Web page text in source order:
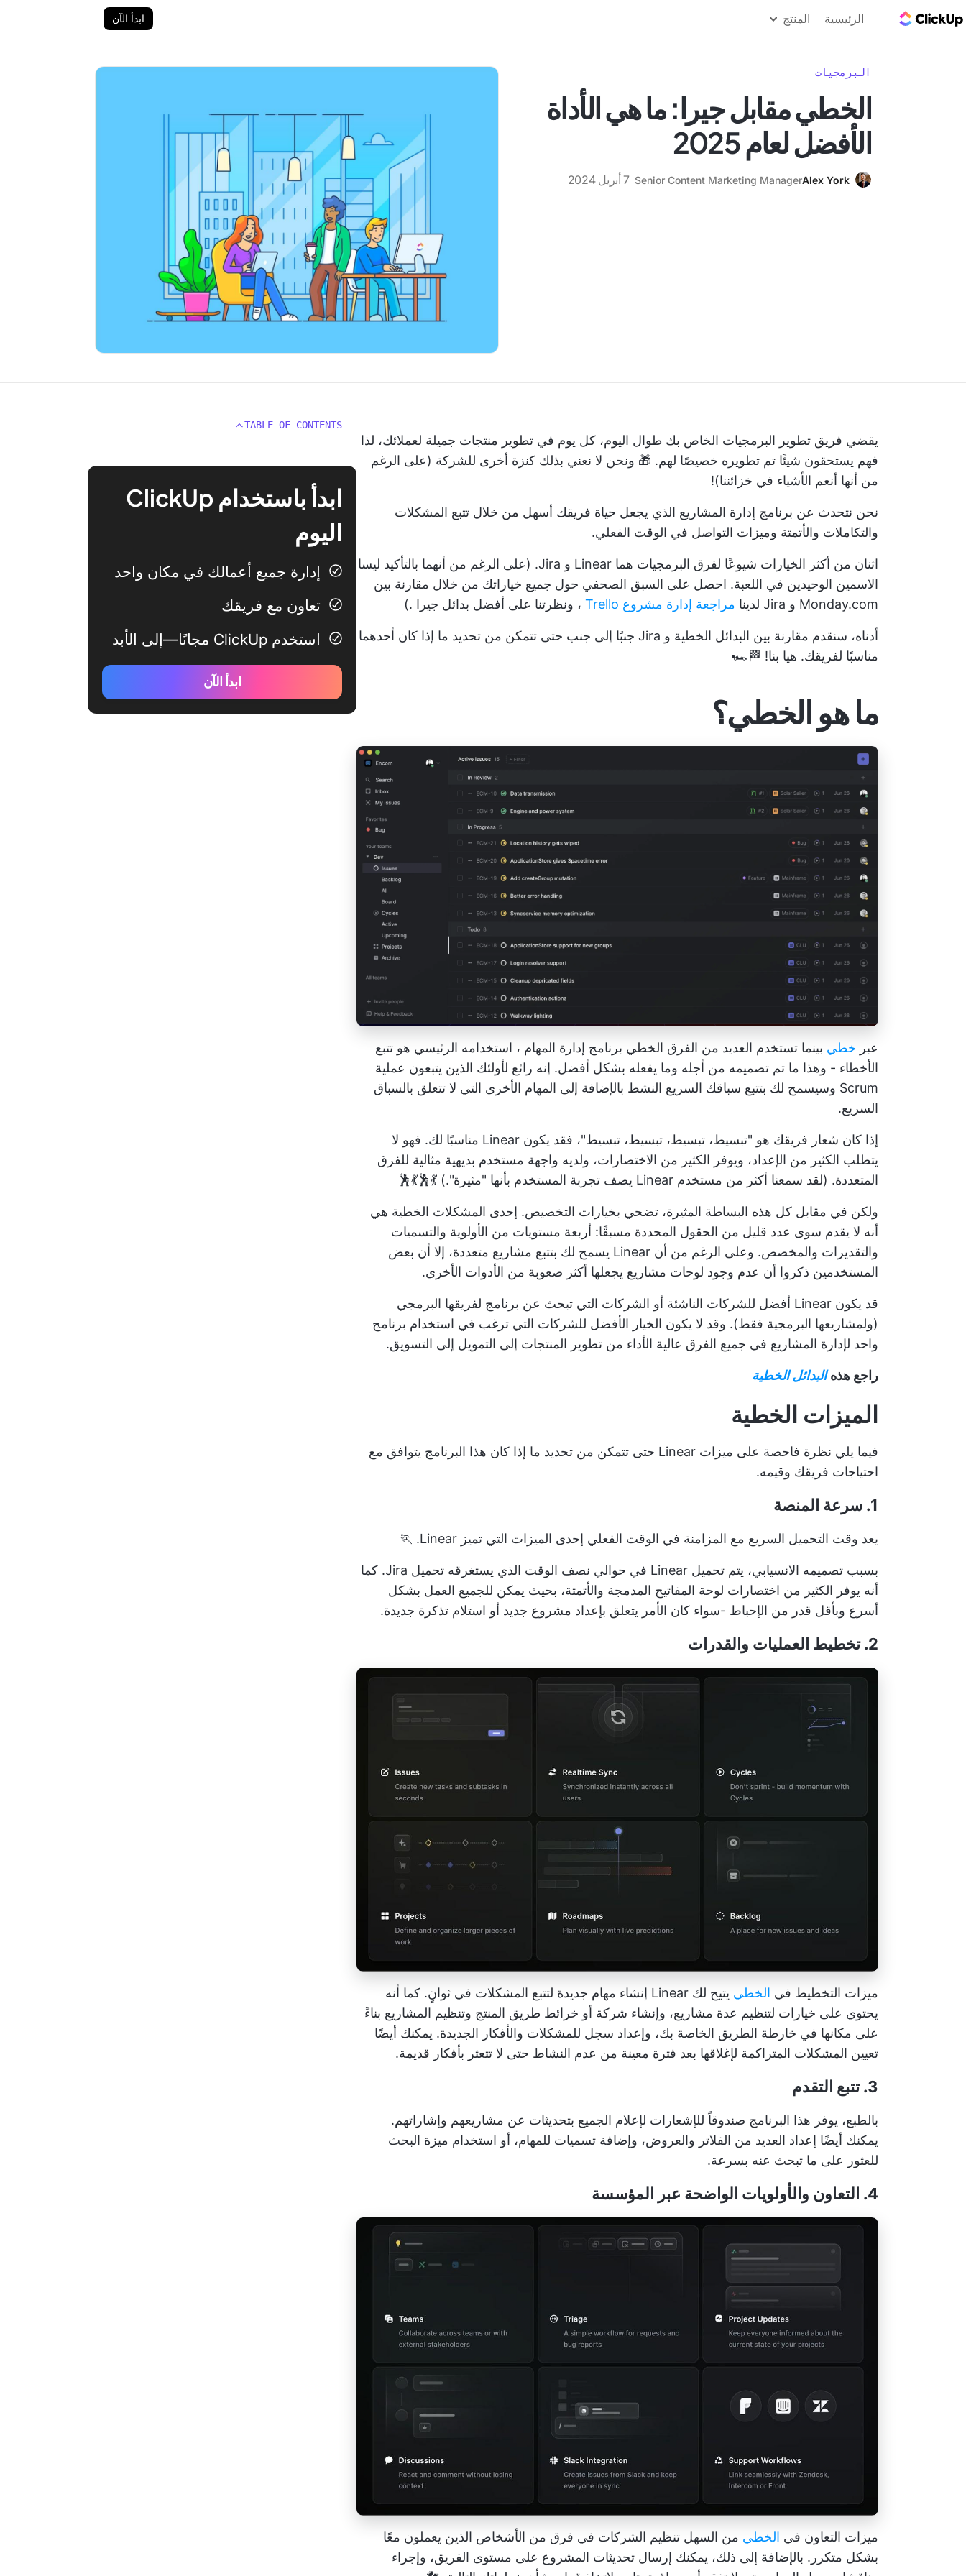
الرئيسية المنتج ابدأ الآن
البرمجيات
الخطي مقابل جيرا: ما هي الأداة
الأفضل لعام 2025
Alex York
Senior Content Marketing Manager 7 أبريل 2024
يقضي فريق تطوير البرمجيات الخاص بك طوال اليوم، كل يوم في تطوير منتجات جميلة لعملائك، لذا
فهم يستحقون شيئًا تم تطويره خصيصًا لهم. 🎁 ونحن لا نعني بذلك كنزة أخرى للشركة (على الرغم
من أنها أنعم الأشياء في خزائننا)!
نحن نتحدث عن برنامج إدارة المشاريع الذي يجعل حياة فريقك أسهل من خلال تتبع المشكلات
والتكاملات والأتمتة وميزات التواصل في الوقت الفعلي.
اثنان من أكثر الخيارات شيوعًا لفرق البرمجيات هما Linear و Jira. (على الرغم من أنهما بالتأكيد ليسا
الاسمين الوحيدين في اللعبة. احصل على السبق الصحفي حول جميع خياراتك من خلال مقارنة بين
Monday.com و Jira
لدينا مراجعة إدارة مشروع Trello ، ونظرتنا على أفضل بدائل جيرا .)
أدناه، سنقدم مقارنة بين البدائل الخطية و Jira جنبًا إلى جنب حتى تتمكن من تحديد ما إذا كان أحدهما
مناسبًا لفريقك. هيا بنا! 🏁🏎️
ما هو الخطي؟
عبر خطي بينما تستخدم العديد من الفرق الخطي برنامج إدارة المهام ، استخدامه الرئيسي هو تتبع
الأخطاء - وهذا ما تم تصميمه من أجله وما يفعله بشكل أفضل. إنه رائع لأولئك الذين يتبعون عملية
Scrum وسيسمح لك بتتبع سباقك السريع النشط بالإضافة إلى المهام الأخرى التي لا تتعلق بالسباق
السريع.
إذا كان شعار فريقك هو "تبسيط، تبسيط، تبسيط، تبسيط"، فقد يكون Linear مناسبًا لك. فهو لا
يتطلب الكثير من الإعداد، ويوفر الكثير من الاختصارات، ولديه واجهة مستخدم بديهية مثالية للفرق
المتعددة. (لقد سمعنا أكثر من مستخدم Linear يصف تجربة المستخدم بأنها "مثيرة".) 💃🕺💃🕺
ولكن في مقابل كل هذه البساطة المثيرة، تضحي بخيارات التخصيص. إحدى المشكلات الخطية هي
أنه لا يقدم سوى عدد قليل من الحقول المحددة مسبقًا: أربعة مستويات من الأولوية والتسميات
والتقديرات والمخصص. وعلى الرغم من أن Linear يسمح لك بتتبع مشاريع متعددة، إلا أن بعض
المستخدمين ذكروا أن عدم وجود لوحات مشاريع يجعلها أكثر صعوبة من الأدوات الأخرى.
قد يكون Linear أفضل للشركات الناشئة أو الشركات التي تبحث عن برنامج لفريقها البرمجي
(ولمشاريعها البرمجية فقط). وقد لا يكون الخيار الأفضل للشركات التي ترغب في استخدام برنامج
واحد لإدارة المشاريع في جميع الفرق عالية الأداء من تطوير المنتجات إلى التمويل إلى التسويق.
راجع هذه البدائل الخطية
الميزات الخطية
فيما يلي نظرة فاحصة على ميزات Linear حتى تتمكن من تحديد ما إذا كان هذا البرنامج يتوافق مع
احتياجات فريقك وقيمه.
1. سرعة المنصة
يعد وقت التحميل السريع مع المزامنة في الوقت الفعلي إحدى الميزات التي تميز Linear. 🏃
بسبب تصميمه الانسيابي، يتم تحميل Linear في حوالي نصف الوقت الذي يستغرقه تحميل Jira. كما
أنه يوفر الكثير من اختصارات لوحة المفاتيح المدمجة والأتمتة، بحيث يمكن للجميع العمل بشكل
أسرع وبأقل قدر من الإحباط -سواء كان الأمر يتعلق بإعداد مشروع جديد أو استلام تذكرة جديدة.
2. تخطيط العمليات والقدرات
ميزات التخطيط في الخطي
يتيح لك Linear إنشاء مهام جديدة لتتبع المشكلات في ثوانٍ. كما أنه
يحتوي على خيارات لتنظيم عدة مشاريع، وإنشاء شركة أو خرائط طريق المنتج وتنظيم المشاريع بناءً
على مكانها في خارطة الطريق الخاصة بك، وإعداد سجل للمشكلات والأفكار الجديدة. يمكنك أيضًا
تعيين المشكلات المتراكمة لإغلاقها بعد فترة معينة من عدم النشاط حتى لا تتعثر بأفكار قديمة.
3. تتبع التقدم
بالطبع، يوفر هذا البرنامج صندوقاً للإشعارات لإعلام الجميع بتحديثات عن مشاريعهم وإشاراتهم.
يمكنك أيضًا إعداد العديد من الفلاتر والعروض، وإضافة تسميات للمهام، أو استخدام ميزة البحث
للعثور على ما تبحث عنه بسرعة.
4. التعاون والأولويات الواضحة عبر المؤسسة
ميزات التعاون في الخطي من السهل تنظيم الشركات في فرق من الأشخاص الذين يعملون معًا
بشكل متكرر. بالإضافة إلى ذلك، يمكنك إرسال تحديثات المشروع على مستوى الفريق، وإجراء
TABLE OF CONTENTS
ابدأ باستخدام ClickUp
اليوم
إدارة جميع أعمالك في مكان واحد
تعاون مع فريقك
استخدم ClickUp مجانًا—إلى الأبد
ابدأ الآن